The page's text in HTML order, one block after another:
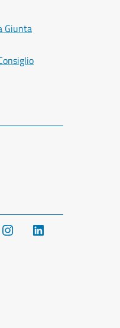
Giunta
Instagram